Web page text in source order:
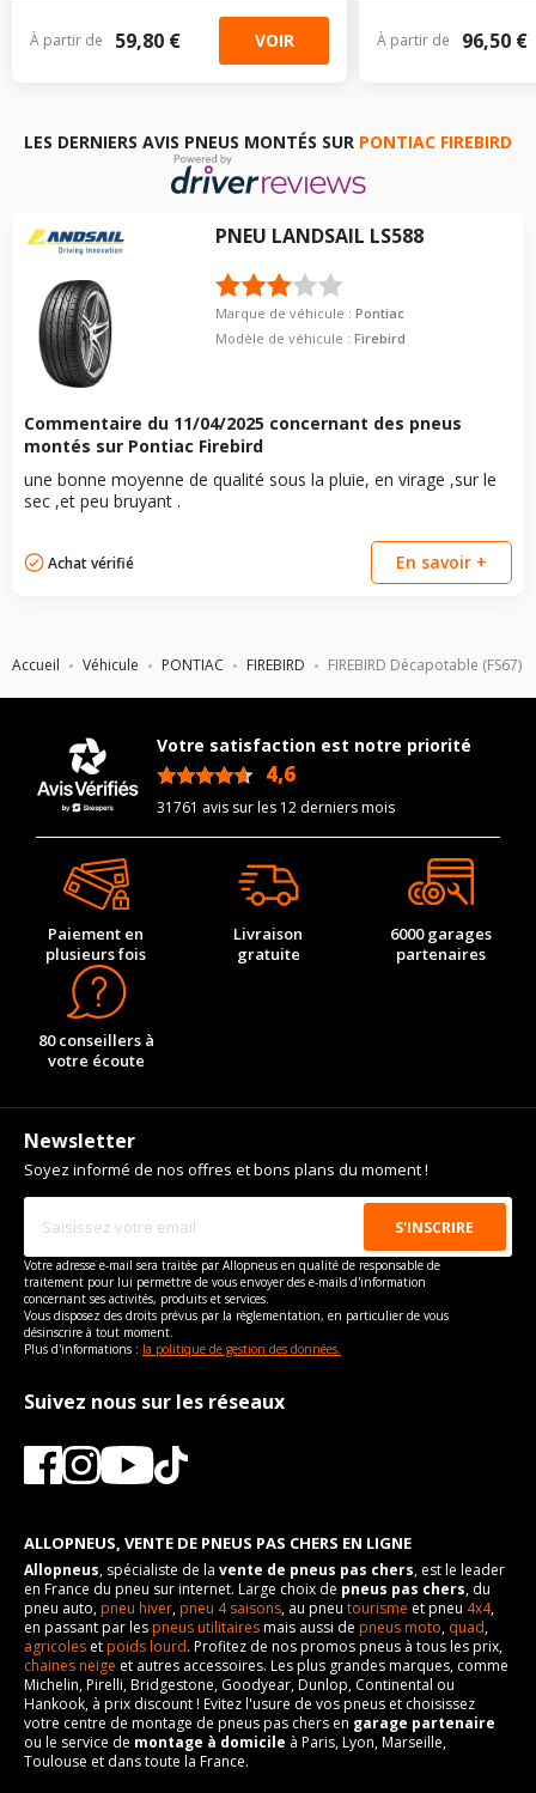
Accueil Véhicule PONTIAC FIREBIRD FIREBIRD Décapotable (FS67)
215/60R16 94 H
Pression
AV
Pression
AR
AV
chargé
215/60R16 94
S
2.1 -
245/50R16 97
V
2.1 -
275/40R17 98
W
235/55R16 96
T
2.1 2.1 -
245/50R16 97
T
2.1 2.1 -
- -
H
2.1 2.1 -
-
CARACTÉRISTIQUES TECHNIQUES PONTIAC FIREBIRD
Marque du véhicule
PONTIAC
Nom du modele
FIREBIRD Décapotable
(FS67)
Motorisation
3.8
Année de début de
modèle
1993-01-01
Année de fin de modèle
2002-12-01
Energie
Année de début de
motorisation
Année de fin de
Code motorisation
Numéro de moteur
27213
Type
Propulsion
VISSERIE PONTIAC FIREBIRD DÉCAPOTABLE (FS67) DE 01-
1993 À 12-2002 3.8 (203CV)
Type de boulon
M12x1.5
Taille de la tête de boulon
boulon
Pour la visserie, afin de garantir une parfaite compatibilité, nous
À partir de 59,80 € VOIR À partir de 96,50 €
LES DERNIERS AVIS PNEUS MONTÉS SUR PONTIAC FIREBIRD
PNEU LANDSAIL LS588
Marque de véhicule : Pontiac
Modèle de véhicule : Firebird
Commentaire du 11/04/2025 concernant des pneus
montés sur Pontiac Firebird
une bonne moyenne de qualité sous la pluie, en virage ,sur le
sec ,et peu bruyant .
Achat vérifié En savoir +
Votre satisfaction est notre priorité
4,6
31761 avis sur les 12 derniers mois
Paiement en
plusieurs fois
Livraison
gratuite
6000 garages
partenaires
80 conseillers à
votre écoute
Newsletter
Soyez informé de nos offres et bons plans du moment !
Votre adresse e-mail sera traitée par Allopneus en qualité de responsable de
traitement pour lui permettre de vous envoyer des e-mails d'information
concernant ses activités, produits et services.
Vous disposez des droits prévus par la règlementation, en particulier de vous
désinscrire à tout moment.
Plus d'informations : la politique de gestion des données.
Suivez nous sur les réseaux
ALLOPNEUS, VENTE DE PNEUS PAS CHERS EN LIGNE
Allopneus, spécialiste de la vente de pneus pas chers, est le leader
en France du pneu sur internet. Large choix de pneus pas chers, du
pneu auto,pneu hiver,pneu 4 saisons, au pneu tourisme et pneu 4x4,
en passant par lespneus utilitairesmais aussi de pneus moto, quad,
agricoles etpoids lourd. Profitez de nos promos pneus à tous les prix,
chaines neige et autres accessoires. Les plus grandes marques, comme
Michelin, Pirelli, Bridgestone, Goodyear, Dunlop, Continental ou
Hankook, à prix discount ! Evitez l'usure de vos pneus et choisissez
votre centre de montage de pneus pas chers en garage partenaire
ou le service de montage à domicile à Paris, Lyon, Marseille,
Toulouse et dans toute la France.